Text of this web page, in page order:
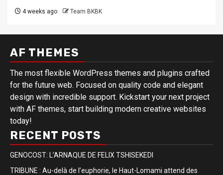
4 weeks ago Team BKBK
AF THEMES
The most flexible WordPress themes and plugins crafted
for the future web. Focused on quality code and elegant
design with incredible support. Kickstart your next project
with AF themes, start building modern creative websites
today!
RECENT POSTS
GENOCOST: L’ARNAQUE DE FELIX TSHISEKEDI
TRIBUNE : Au-delà de l’euphorie, le Haut-Lomami attend des